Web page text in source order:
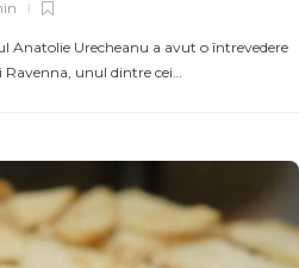
Anatolie Urecheanu a avut o întrevedere
unul dintre cei…